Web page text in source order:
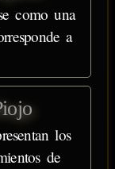
como una
a
los
de